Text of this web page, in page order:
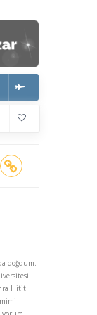
doğdum.
Hitit